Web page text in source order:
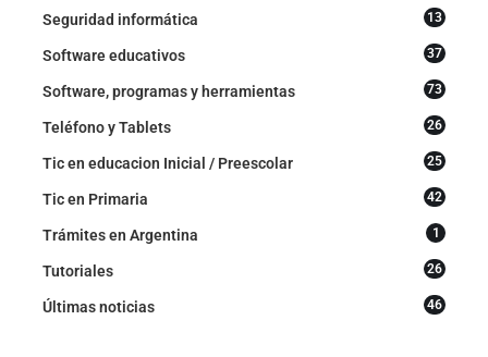
Seguridad informática 13
Software educativos 37
Software, programas y herramientas 73
Teléfono y Tablets 26
Tic en educacion Inicial / Preescolar 25
Tic en Primaria 42
Trámites en Argentina 1
Tutoriales 26
Últimas noticias 46